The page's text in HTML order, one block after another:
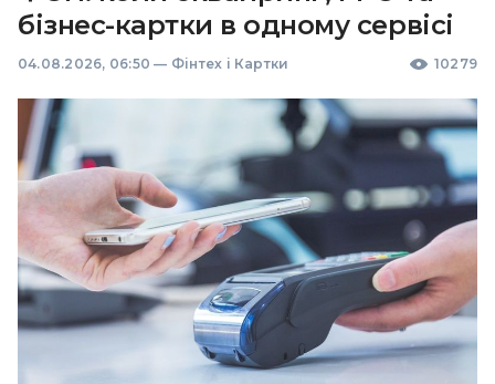
бізнес-картки в одному сервісі
04.08.2026, 06:50 — Фінтех і Картки 10279